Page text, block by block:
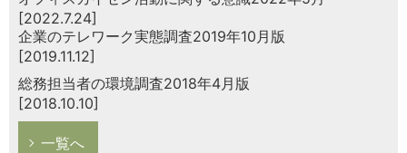
[2022.7.24]
企業のテレワーク実態調査2019年10月版
[2019.11.12]
総務担当者の環境調査2018年4月版
[2018.10.10]
一覧へ